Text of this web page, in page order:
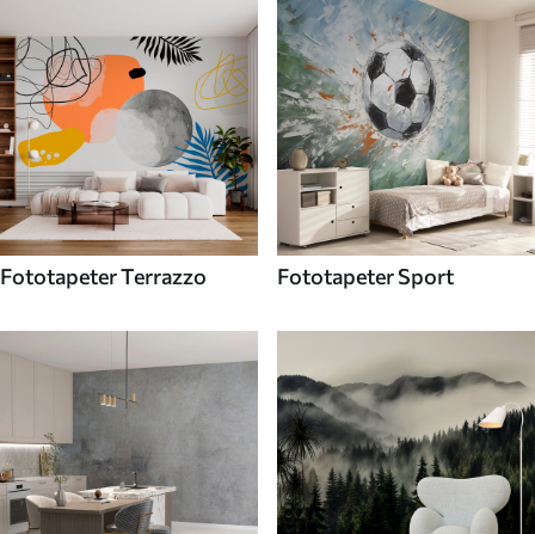
Fototapeter Terrazzo Fototapeter Sport